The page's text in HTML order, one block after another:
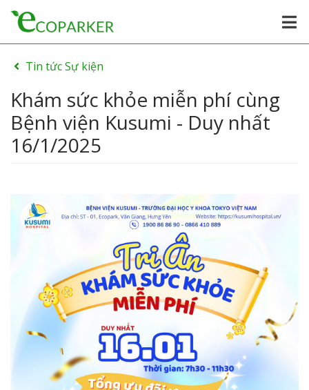
Tin tức Sự kiện
Khám sức khỏe miễn phí cùng
Bệnh viện Kusumi - Duy nhất
16/1/2025